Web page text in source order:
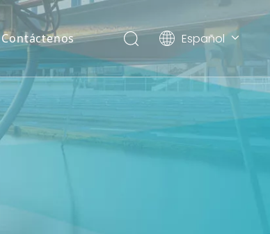
Contáctenos Español
English
العربية